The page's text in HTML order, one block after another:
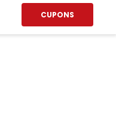
CUPONS